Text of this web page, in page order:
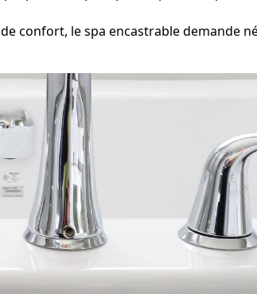
confort, le spa encastrable demande